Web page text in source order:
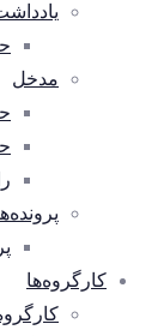
مدخل
کارگروه‌ها